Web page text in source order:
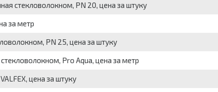
стекловолокном, PN 20, цена за штуку
за метр
PN 25, цена за штуку
Pro Aqua, цена за метр
цена за штуку